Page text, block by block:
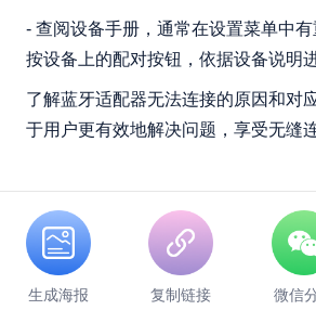
- 查阅设备手册，通常在设置菜单中
按设备上的配对按钮，依据设备说明
了解蓝牙适配器无法连接的原因和对
于用户更有效地解决问题，享受无缝
生成海报 复制链接 微信